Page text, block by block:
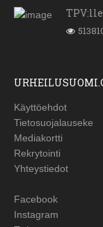
Käyttöehdot
Tietosuojalauseke
Mediakortti
Rekrytointi
Yhteystiedot
Facebook
Instagram